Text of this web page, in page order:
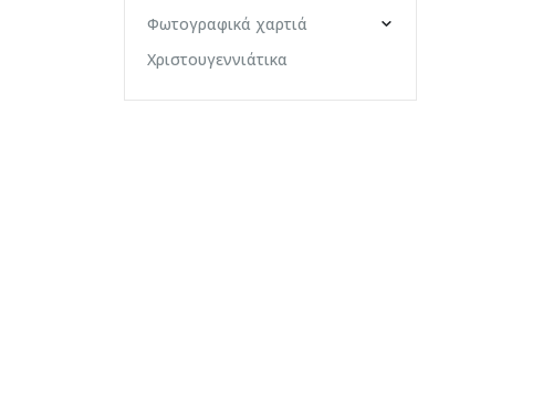
Φωτογραφικά χαρτιά
Χριστουγεννιάτικα